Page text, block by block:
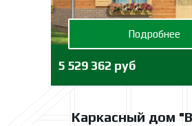
Каркасный дом
5 529 362 руб
Подробнее